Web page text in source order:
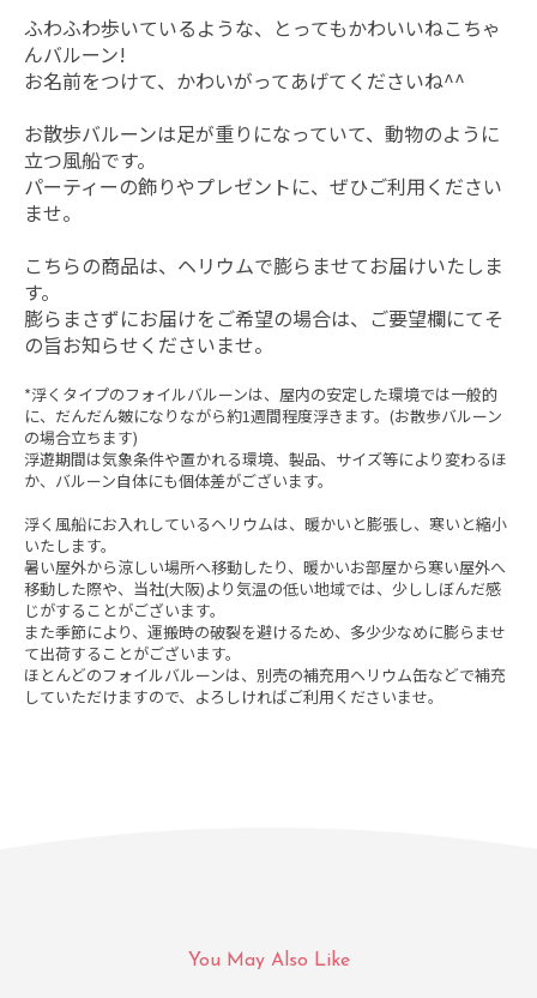
ふわふわ歩いているような、とってもかわいいねこちゃ
んバルーン!
お名前をつけて、かわいがってあげてくださいね^^
お散歩バルーンは足が重りになっていて、動物のように
立つ風船です。
パーティーの飾りやプレゼントに、ぜひご利用ください
ませ。
こちらの商品は、ヘリウムで膨らませてお届けいたしま
す。
膨らまさずにお届けをご希望の場合は、ご要望欄にてそ
の旨お知らせくださいませ。
*浮くタイプのフォイルバルーンは、屋内の安定した環境では一般的
に、だんだん皴になりながら約1週間程度浮きます。(お散歩バルーン
の場合立ちます)
浮遊期間は気象条件や置かれる環境、製品、サイズ等により変わるほ
か、バルーン自体にも個体差がございます。
浮く風船にお入れしているヘリウムは、暖かいと膨張し、寒いと縮小
いたします。
暑い屋外から涼しい場所へ移動したり、暖かいお部屋から寒い屋外へ
移動した際や、当社(大阪)より気温の低い地域では、少ししぼんだ感
じがすることがございます。
また季節により、運搬時の破裂を避けるため、多少少なめに膨らませ
て出荷することがございます。
ほとんどのフォイルバルーンは、別売の補充用ヘリウム缶などで補充
していただけますので、よろしければご利用くださいませ。
You May Also Like